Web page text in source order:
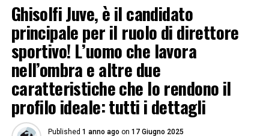
Ghisolfi Juve, è il candidato
principale per il ruolo di direttore
sportivo! L’uomo che lavora
nell’ombra e altre due
caratteristiche che lo rendono il
profilo ideale: tutti i dettagli
Published 1 anno ago on 17 Giugno 2025